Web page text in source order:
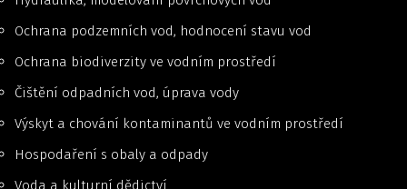
Ochrana podzemních vod, hodnocení stavu vod
Ochrana biodiverzity ve vodním prostředí
Čištění odpadních vod, úprava vody
Výskyt a chování kontaminantů ve vodním prostředí
Hospodaření s obaly a odpady
Voda a kulturní dědictví